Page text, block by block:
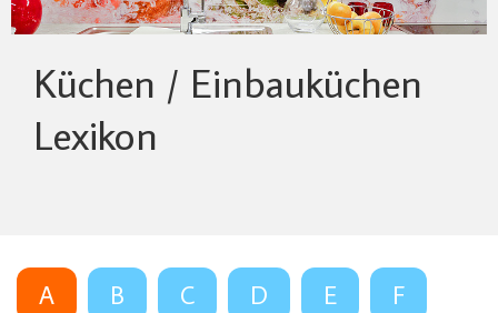
Küchen / Einbauküchen
Lexikon
A B C D E F